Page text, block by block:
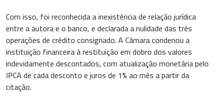
Com isso, foi reconhecida a inexistência de relação jurídica
entre a autora e o banco, e declarada a nulidade das três
operações de crédito consignado. A Câmara condenou a
instituição financeira à restituição em dobro dos valores
indevidamente descontados, com atualização monetária pelo
IPCA de cada desconto e juros de 1% ao mês a partir da
citação.